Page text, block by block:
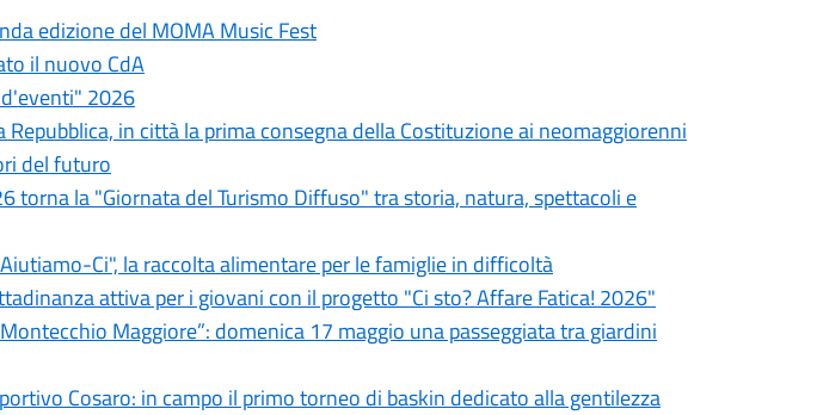
edizione del MOMA Music Fest
il nuovo CdA
2026
Repubblica, in città la prima consegna della Costituzione ai neomaggiorenni
del futuro
torna la "Giornata del Turismo Diffuso" tra storia, natura, spettacoli e
Ci", la raccolta alimentare per le famiglie in difficoltà
attiva per i giovani con il progetto "Ci sto? Affare Fatica! 2026"
Maggiore”: domenica 17 maggio una passeggiata tra giardini
Cosaro: in campo il primo torneo di baskin dedicato alla gentilezza